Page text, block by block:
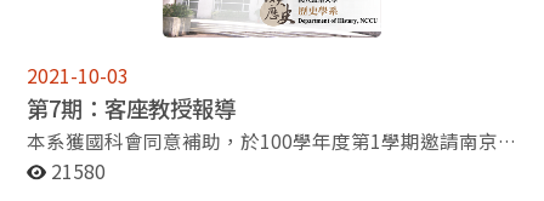
會同意補助，於100學年度第1學期邀請南京大學歷史學
設為「中國近代社會生活史」，在研究部開設為「中國區
域社會生態史」。 (檢視全文) 專題報導－呂鴻祺 絲路風
情之旅 時值暮夏即將轉入秋天的季節，儘管在台灣沒什麼
特別的溫度變化的感覺，但在一水之隔的對岸，各地氣溫
化社會為主軸來印證聖經的道理，十分通俗易懂，一般非
十一篇講稿彙整起來成為一本書：《再站起來》，二○一
○年二月由九歌出版社出版。 經歷過一次人生的大災
難，給我兩個重大的啟示：一是人定不能勝天。年輕時，
總覺得成功要靠自己努力，所有的成功都是自己努力的成
元出版趨勢和影響力。 其中「Formosa Special」專
區部分，由行政院研考會薦選參展出版品，歷史系副教授
近代中國國族論述想像》、金仕起《中國古代的醫學、醫
史與政治：以醫史文本為中心的一個分析》都獲選參展。
《病夫、黃禍與睡獅》從「病夫」、「黃禍」和「睡
獅」三項當代熟知的西方視野下的中國形象，研究這些形
2021-10-03
第7期：客座教授報導
本系獲國科會同意補助，於100學年度第1學期邀請南京
大學歷史學系馬俊亞教授至系擔任客座講學；馬俊亞教授
21580